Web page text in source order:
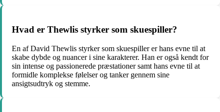
Hvad er Thewlis styrker som skuespiller?
En af David Thewlis styrker som skuespiller er hans evne til at
skabe dybde og nuancer i sine karakterer. Han er også kendt for
sin intense og passionerede præstationer samt hans evne til at
formidle komplekse følelser og tanker gennem sine
ansigtsudtryk og stemme.